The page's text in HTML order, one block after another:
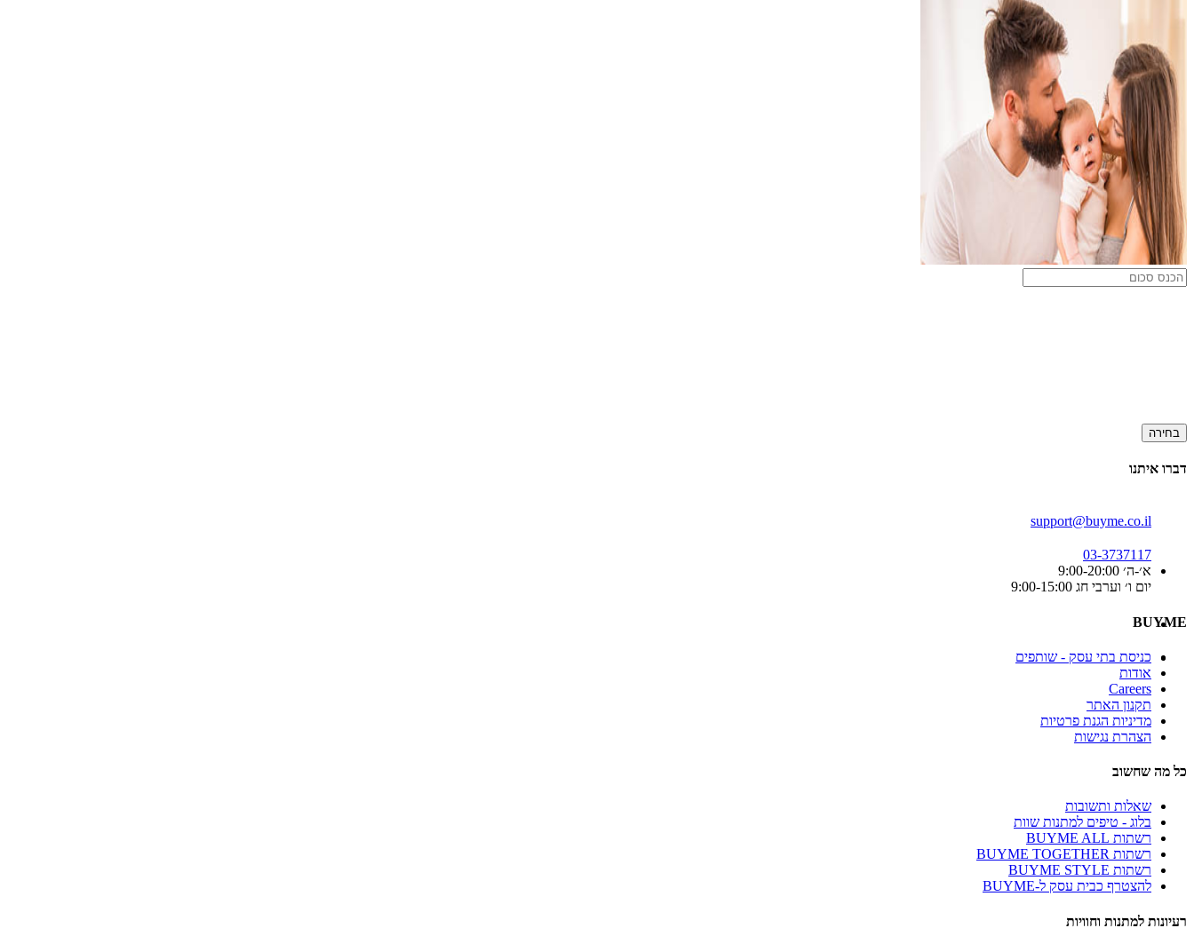
בחירה
דברו איתנו
support@buyme.co.il
03-3737117
א׳-ה׳ 9:00-20:00
יום ו׳ וערבי חג 9:00-15:00
BUYME
כניסת בתי עסק - שותפים
אודות
Careers
תקנון האתר
מדיניות הגנת פרטיות
הצהרת נגישות
כל מה שחשוב
שאלות ותשובות
בלוג - טיפים למתנות שוות
רשתות BUYME ALL
רשתות BUYME TOGETHER
רשתות BUYME STYLE
להצטרף כבית עסק ל-BUYME
רעיונות למתנות וחוויות